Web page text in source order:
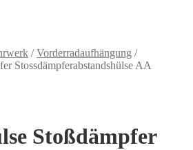
/Vorderradaufhängung /
Stossdämpferabstandshülse AA
Stoßdämpfer